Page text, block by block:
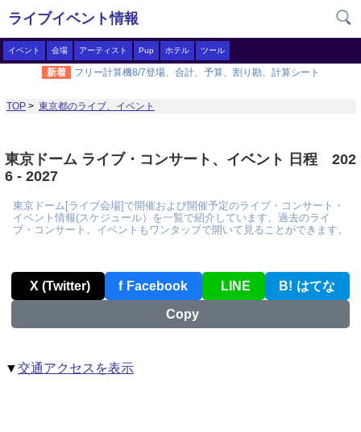
ライブイベント情報
イベント 会場 アーティスト Pup ホテル ツール
新着 フリー計算機8/7登場、合計、予算、割り勘、計算シート
TOP > 東京都のライブ、イベント
東京ドーム ライブ・コンサート、イベント 日程 202
6 - 2027
東京ドーム[ライブ会場]で開催および開催予定のライブ・コンサート・
イベント情報(スケジュール）を一覧で紹介しています。過去のライ
ブ・コンサート。イベントもワンタップで開いて見ることができます。
X (Twitter) f Facebook LINE B! はてな
Copy
▼交通アクセスを表示